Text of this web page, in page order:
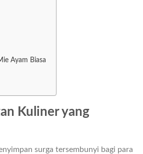
Ayam Biasa
Kuliner yang
surga tersembunyi bagi para